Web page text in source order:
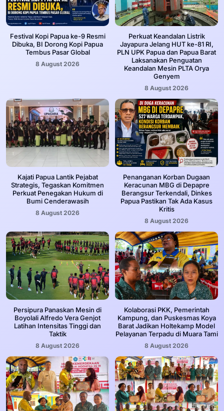
Festival Kopi Papua ke-9 Resmi
Dibuka, BI Dorong Kopi Papua
Tembus Pasar Global
8 August 2026
Perkuat Keandalan Listrik
Jayapura Jelang HUT ke-81 RI,
PLN UPK Papua dan Papua Barat
Laksanakan Penguatan
Keandalan Mesin PLTA Orya
Genyem
8 August 2026
Kajati Papua Lantik Pejabat
Strategis, Tegaskan Komitmen
Perkuat Penegakan Hukum di
Bumi Cenderawasih
8 August 2026
Penanganan Korban Dugaan
Keracunan MBG di Depapre
Berangsur Terkendali, Dinkes
Papua Pastikan Tak Ada Kasus
Kritis
8 August 2026
Persipura Panaskan Mesin di
Boyolali Alfredo Vera Genjot
Latihan Intensitas Tinggi dan
Taktik
8 August 2026
Kolaborasi PKK, Pemerintah
Kampung, dan Puskesmas Koya
Barat Jadikan Holtekamp Model
Pelayanan Terpadu di Muara Tami
8 August 2026